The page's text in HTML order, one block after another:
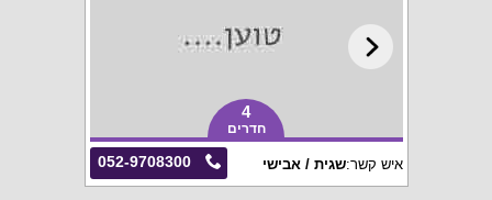
4
חדרים
052-9708300 איש קשר:שגית / אבישי